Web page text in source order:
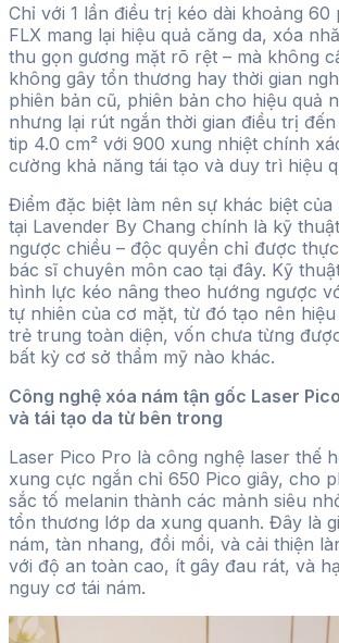
Chỉ với 1 lần điều trị kéo dài khoảng 60
FLX mang lại hiệu quả căng da, xóa
thu gọn gương mặt rõ rệt – mà không
không gây tổn thương hay thời gian
phiên bản cũ, phiên bản cho hiệu quả
nhưng lại rút ngắn thời gian điều trị
tip 4.0 cm² với 900 xung nhiệt chính
cường khả năng tái tạo và duy trì hiệu
Điểm đặc biệt làm nên sự khác biệt của
tại Lavender By Chang chính là kỹ
ngược chiều – độc quyền chỉ được
bác sĩ chuyên môn cao tại đây. Kỹ
hình lực kéo nâng theo hướng ngược
tự nhiên của cơ mặt, từ đó tạo nên
trẻ trung toàn diện, vốn chưa từng
bất kỳ cơ sở thẩm mỹ nào khác.
Công nghệ xóa nám tận gốc Laser
và tái tạo da từ bên trong
Laser Pico Pro là công nghệ laser thế
xung cực ngắn chỉ 650 Pico giây, cho
sắc tố melanin thành các mảnh siêu
tổn thương lớp da xung quanh. Đây là
nám, tàn nhang, đồi mồi, và cải thiện
với độ an toàn cao, ít gây đau rát, và
nguy cơ tái nám.